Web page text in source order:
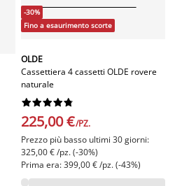
-30%
Fino a esaurimento scorte
OLDE
Cassettiera 4 cassetti OLDE rovere
naturale






225,00 €/PZ.
Prezzo più basso ultimi 30 giorni:
325,00 € /pz. (-30%)
Prima era: 399,00 € /pz. (-43%)